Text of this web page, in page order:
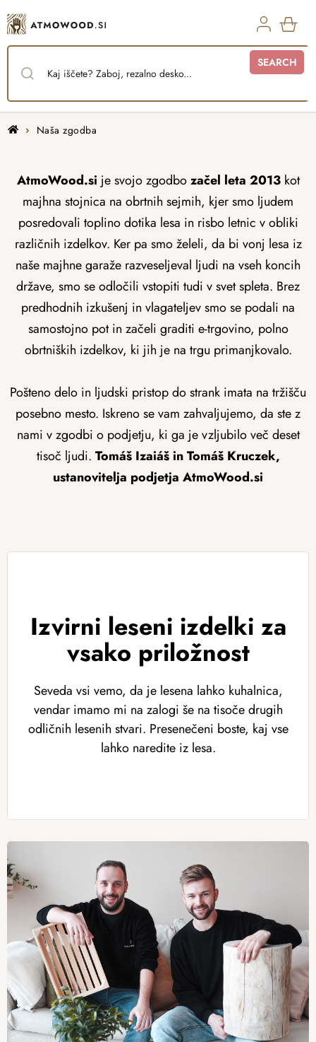
to
content
SEARCH
HomeNaša zgodba
AtmoWood.si je svojo zgodbozačel leta 2013kot
majhna stojnica na obrtnih sejmih, kjer smo ljudem
posredovali toplino dotika lesa in risbo letnic v obliki
različnih izdelkov. Ker pa smo želeli, da bi vonj lesa iz
naše majhne garaže razveseljeval ljudi na vseh koncih
države, smo se odločili vstopiti tudi v svet spleta. Brez
predhodnih izkušenj in vlagateljev smo se podali na
samostojno pot in začeli graditi e-trgovino, polno
obrtniških izdelkov, ki jih je na trgu primanjkovalo.
Pošteno delo in ljudski pristop do strank imata na tržišču
posebno mesto. Iskreno se vam zahvaljujemo, da ste z
nami v zgodbi o podjetju, ki ga je vzljubilo več deset
tisoč ljudi. Tomáš Izaiáš in Tomáš Kruczek,
ustanovitelja podjetja AtmoWood.si
Izvirni leseni izdelki za
vsako priložnost
Seveda vsi vemo, da je lesena lahko kuhalnica,
vendar imamo mi na zalogi še na tisoče drugih
odličnih lesenih stvari. Presenečeni boste, kaj vse
lahko naredite iz lesa.